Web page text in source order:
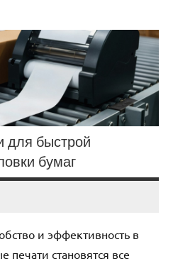
для быстрой
бумаг
и эффективность в
печати становятся все